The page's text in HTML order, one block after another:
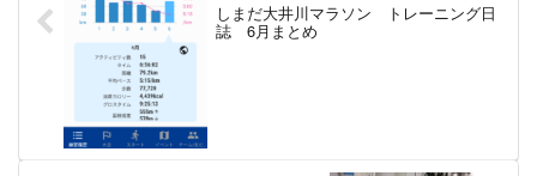
しまだ大井川マラソン トレーニング日
誌 6月まとめ